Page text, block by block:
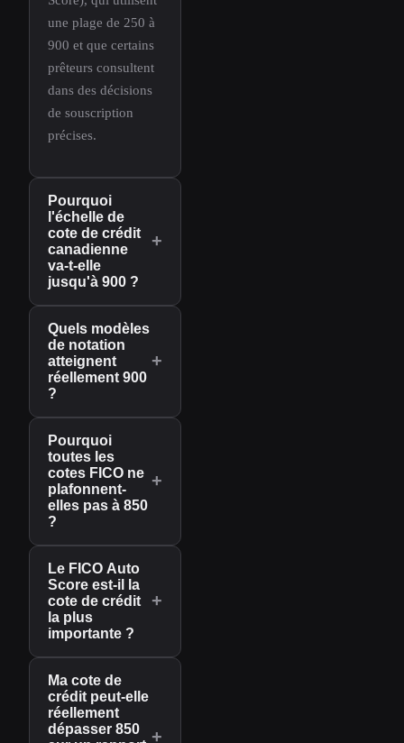
une plage de 250 à
900 et que certains
prêteurs consultent
dans des décisions
de souscription
précises.
Pourquoi
l'échelle de
cote de crédit
canadienne
va-t-elle
jusqu'à 900 ?
+
Quels modèles
de notation
atteignent
réellement 900
?
+
Pourquoi
toutes les
cotes FICO ne
plafonnent-
elles pas à 850
?
+
Le FICO Auto
Score est-il la
cote de crédit
la plus
importante ?
+
Ma cote de
crédit peut-elle
réellement
dépasser 850
+